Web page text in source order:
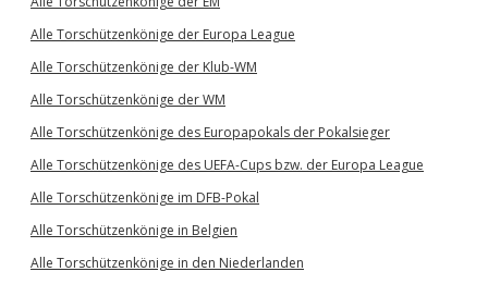
Alle Torschützenkönige der Europa League
Alle Torschützenkönige der Klub-WM
Alle Torschützenkönige der WM
Alle Torschützenkönige des Europapokals der Pokalsieger
Alle Torschützenkönige des UEFA-Cups bzw. der Europa League
Alle Torschützenkönige im DFB-Pokal
Alle Torschützenkönige in Belgien
Alle Torschützenkönige in den Niederlanden